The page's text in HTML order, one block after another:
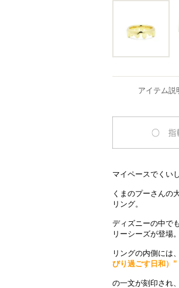
アイテム説
マイペースでくい
くまのプーさんの
リング。
ディズニーの中で
リーシーズが登場。
リングの内側には、
びり過ごす日和）”
の一文が刻印され